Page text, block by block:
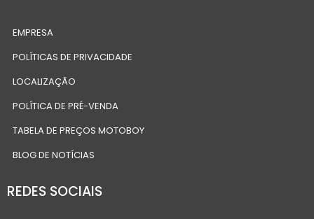
EMPRESA
POLÍTICAS DE PRIVACIDADE
LOCALIZAÇÃO
POLÍTICA DE PRÉ-VENDA
TABELA DE PREÇOS MOTOBOY
BLOG DE NOTÍCIAS
REDES SOCIAIS